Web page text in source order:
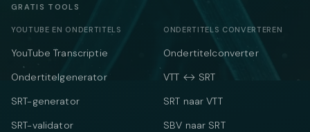
GRATIS TOOLS
YOUTUBE EN ONDERTITELS
YouTube Transcriptie
Ondertitelgenerator
SRT-generator
SRT-validator
ONDERTITELS CONVERTEREN
Ondertitelconverter
VTT ↔ SRT
SRT naar VTT
SBV naar SRT